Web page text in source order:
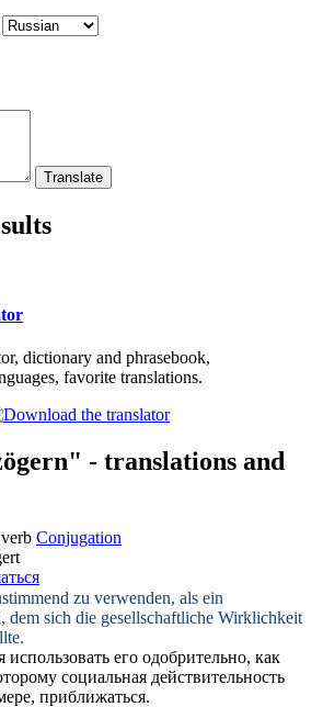
dictionary and phrasebook,
favorite translations.
- translations and
verb Conjugation
zu verwenden, als ein
dem sich die gesellschaftliche Wirklichkeit
использовать его одобрительно, как
социальная действительность
приближаться.